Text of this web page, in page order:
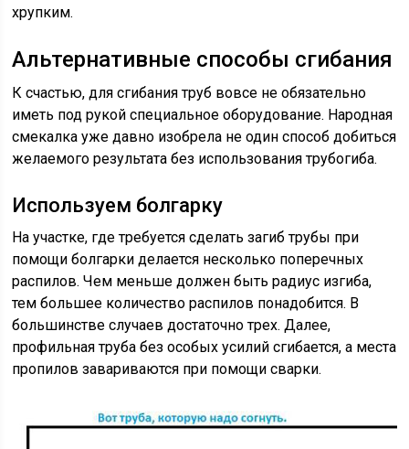
хрупким.
Альтернативные способы сгибания
К счастью, для сгибания труб вовсе не обязательно
иметь под рукой специальное оборудование. Народная
смекалка уже давно изобрела не один способ добиться
желаемого результата без использования трубогиба.
Используем болгарку
На участке, где требуется сделать загиб трубы при
помощи болгарки делается несколько поперечных
распилов. Чем меньше должен быть радиус изгиба,
тем большее количество распилов понадобится. В
большинстве случаев достаточно трех. Далее,
профильная труба без особых усилий сгибается, а места
пропилов завариваются при помощи сварки.